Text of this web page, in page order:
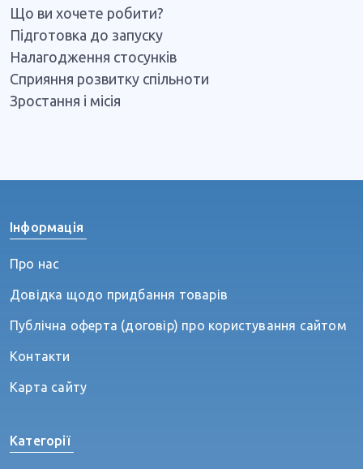
Що ви хочете робити?
Підготовка до запуску
Налагодження стосунків
Сприяння розвитку спільноти
Зростання і місія
Інформація
Про нас
Довідка щодо придбання товарів
Публічна оферта (договір) про користування сайтом
Контакти
Карта сайту
Категорії